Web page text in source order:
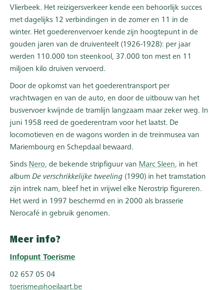
Vlierbeek. Het reizigersverkeer kende een behoorlijk succes
met dagelijks 12 verbindingen in de zomer en 11 in de
winter. Het goederenvervoer kende zijn hoogtepunt in de
gouden jaren van de druiventeelt (1926-1928): per jaar
werden 110.000 ton steenkool, 37.000 ton mest en 11
miljoen kilo druiven vervoerd.
Door de opkomst van het goederentransport per
vrachtwagen en van de auto, en door de uitbouw van het
busvervoer kwijnde de tramlijn langzaam maar zeker weg. In
juni 1958 reed de goederentram voor het laatst. De
locomotieven en de wagons worden in de treinmusea van
Mariembourg en Schepdaal bewaard.
Sinds Nero, de bekende stripfiguur van Marc Sleen, in het
album De verschrikkelijke tweeling (1990) in het tramstation
zijn intrek nam, bleef het in vrijwel elke Nerostrip figureren.
Het werd in 1997 beschermd en in 2000 als brasserie
Nerocafé in gebruik genomen.
Meer info?
Infopunt Toerisme
02 657 05 04
toerisme@hoeilaart.be